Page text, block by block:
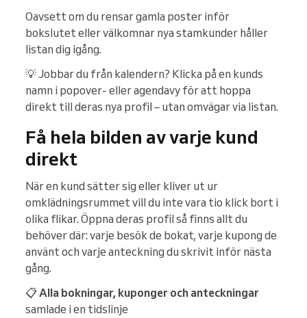
Oavsett om du rensar gamla poster inför
bokslutet eller välkomnar nya stamkunder håller
listan dig igång.
💡 Jobbar du från kalendern? Klicka på en kunds
namn i popover- eller agendavy för att hoppa
direkt till deras nya profil – utan omvägar via listan.
Få hela bilden av varje kund
direkt
När en kund sätter sig eller kliver ut ur
omklädningsrummet vill du inte vara tio klick bort i
olika flikar. Öppna deras profil så finns allt du
behöver där: varje besök de bokat, varje kupong de
använt och varje anteckning du skrivit inför nästa
gång.
📋Alla bokningar, kuponger och anteckningar
samlade i en tidslinje